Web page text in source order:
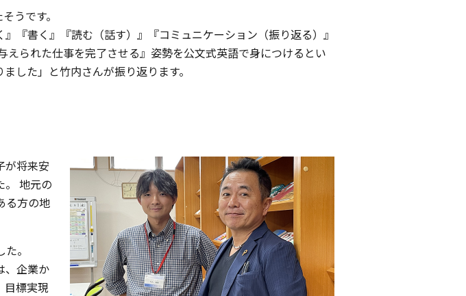
うです。
『書く』『読む（話す）』『コミュニケーション（振り返る）』
られた仕事を完了させる』姿勢を公文式英語で身につけるとい
した」と竹内さんが振り返ります。
が将来安
。 地元の
る方の地
。
、企業か
目標実現